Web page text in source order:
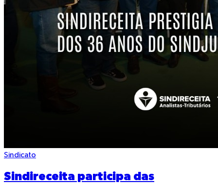
Sindicato
Sindireceita participa das